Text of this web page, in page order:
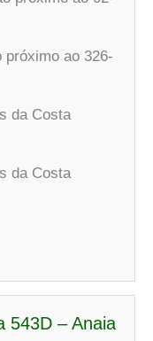
próximo ao 326-
da Costa
da Costa
543D – Anaia